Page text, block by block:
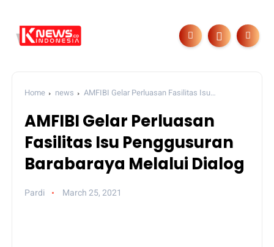
Home news
AMFIBI Gelar Perluasan Fasilitas Isu
AMFIBI Gelar Perluasan
Fasilitas Isu Penggusuran
Barabaraya Melalui Dialog
Pardi March 25, 2021